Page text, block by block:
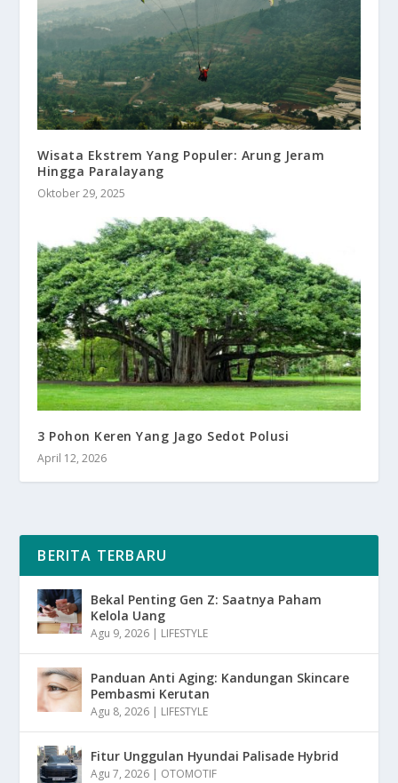
Wisata Ekstrem Yang Populer: Arung Jeram
Hingga Paralayang
Oktober 29, 2025
3 Pohon Keren Yang Jago Sedot Polusi
April 12, 2026
BERITA TERBARU
Bekal Penting Gen Z: Saatnya Paham
Kelola Uang
Agu 9, 2026 | LIFESTYLE
Panduan Anti Aging: Kandungan Skincare
Pembasmi Kerutan
Agu 8, 2026 | LIFESTYLE
Fitur Unggulan Hyundai Palisade Hybrid
Agu 7, 2026 | OTOMOTIF